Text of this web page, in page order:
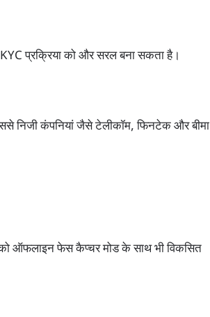
प्रक्रिया को और सरल बना सकता है।
निजी कंपनियां जैसे टेलीकॉम, फिनटेक और बीमा
को ऑफलाइन फेस कैप्चर मोड के साथ भी विकसित